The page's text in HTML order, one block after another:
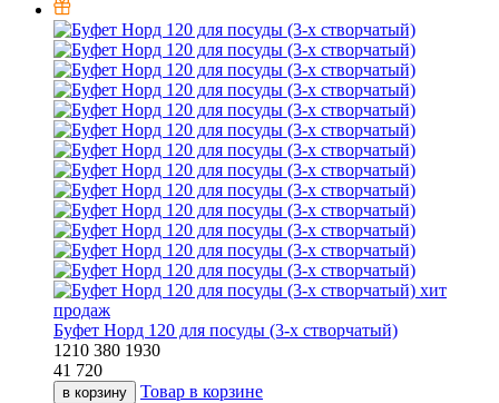
хит
продаж
Буфет Норд 120 для посуды (3-х створчатый)
1210 380 1930
41 720
в корзину Товар в корзине